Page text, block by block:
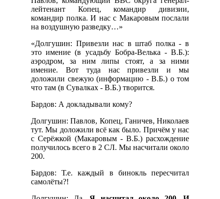
лейтенант Копец, командир дивизии,
командир полка. И нас с Макаровым послали
на воздушную разведку…»
«Долгушин: Привезли нас в штаб полка - в
это имение (в усадьбу Бобра-Велька - В.Б.):
аэродром, за ним липы стоят, а за ними
имение. Вот туда нас привезли и мы
доложили свежую (информацию - В.Б.) о том
что там (в Сувалках - В.Б.) творится.
Бардов: А докладывали кому?
Долгушин: Павлов, Копец, Ганичев, Николаев
тут. Мы доложили всё как было. Причём у нас
с Серёжкой (Макаровым - В.Б.) расхождение
получилось всего в 2 СЛ. Мы насчитали около
200.
Бардов: Т.е. каждый в бинокль пересчитал
самолёты?!